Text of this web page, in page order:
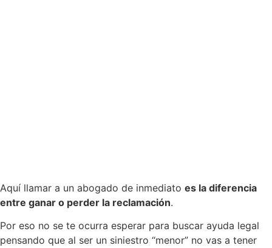
Aquí llamar a un abogado de inmediato es la diferencia
entre ganar o perder la reclamación.
Por eso no se te ocurra esperar para buscar ayuda legal
pensando que al ser un siniestro “menor” no vas a tener